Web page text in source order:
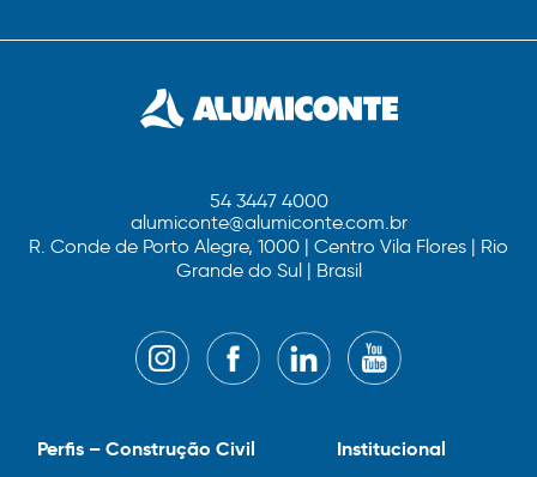
54 3447 4000
alumiconte@alumiconte.com.br
R. Conde de Porto Alegre, 1000 | Centro Vila Flores | Rio
Grande do Sul | Brasil
Institucional
Perfis – Construção Civil